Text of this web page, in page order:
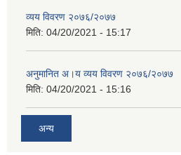
व्यय विवरण २०७६/२०७७
मिति: 04/20/2021 - 15:17
अनुमानित अ।य व्यय विवरण २०७६/२०७७
मिति: 04/20/2021 - 15:16
अन्य